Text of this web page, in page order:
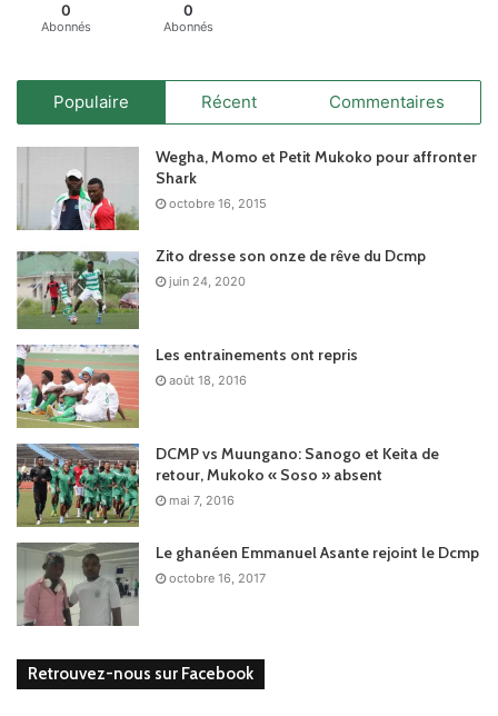
0
Abonnés
0
Abonnés
Populaire Récent Commentaires
Wegha, Momo et Petit Mukoko pour affronter
Shark
octobre 16, 2015
Zito dresse son onze de rêve du Dcmp
juin 24, 2020
Les entrainements ont repris
août 18, 2016
DCMP vs Muungano: Sanogo et Keita de
retour, Mukoko « Soso » absent
mai 7, 2016
Le ghanéen Emmanuel Asante rejoint le Dcmp
octobre 16, 2017
Retrouvez-nous sur Facebook